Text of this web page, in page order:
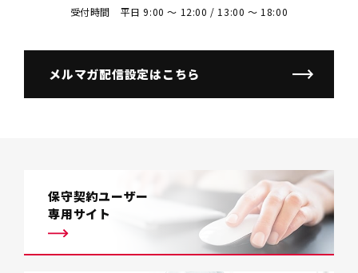
受付時間 平日 9:00 〜 12:00 / 13:00 〜 18:00
メルマガ配信設定はこちら
保守契約ユーザー
専用サイト